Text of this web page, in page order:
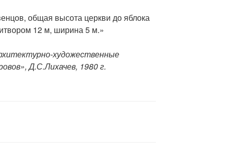
общая высота церкви до яблока
12 м, ширина 5 м.»
художественные
Д.С.Лихачев, 1980 г.